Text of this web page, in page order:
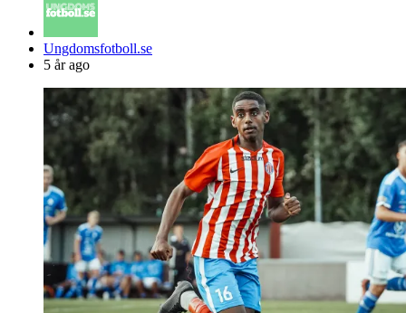
Posted
by
Ungdomsfotboll.se
5 år ago